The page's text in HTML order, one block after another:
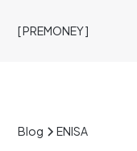
[ PREMONEY ]
Blog ENISA